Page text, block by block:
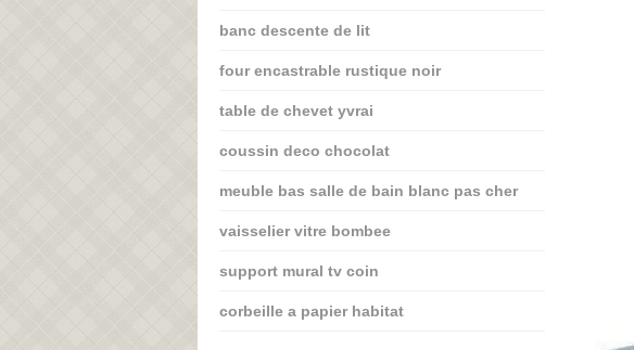
banc descente de lit
four encastrable rustique noir
table de chevet yvrai
coussin deco chocolat
meuble bas salle de bain blanc pas cher
vaisselier vitre bombee
support mural tv coin
corbeille a papier habitat